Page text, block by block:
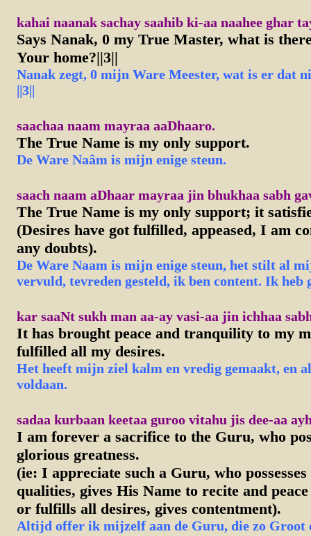
kahai naanak sachay saahib ki-aa naahee ghar
Says Nanak, 0 my True Master, what is
Your home?||3||
Nanakzegt, 0 mijn Ware Meester, wat is er dat
||3||
saachaa naam mayraa aaDhaaro.
The True Name is my only support.
De Ware Naâm is mijn enige steun.
saach naam aDhaar mayraa jin bhukhaa sabh
The True Name is my only support; it
(Desires have got fulfilled, appeased, I am
any doubts).
De Ware Naam is mijn enige steun, het stilt al
vervuld, tevreden gesteld, ik ben content. Ik heb
kar saaNt sukh man aa-ay vasi-aa jin ichhaa
It has brought peace and tranquility to my
fulfilled all my desires.
Het heeft mijn ziel kalm en vredig gemaakt, en
voldaan.
sadaa kurbaan keetaa guroo vitahu jis dee-aa
I am forever a sacrifice to the Guru, who
glorious greatness.
(ie: I appreciate such a Guru, who
qualities, gives His Name to recite and
or fulfills all desires, gives contentment).
Altijd offer ik mijzelf aan de Guru, die zo Groot